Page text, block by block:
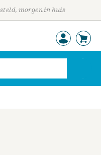
morgen in huis